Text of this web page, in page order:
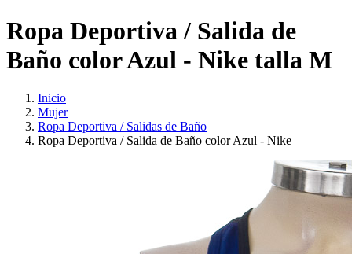
Ropa Deportiva / Salida de
Baño color Azul - Nike talla M
Inicio
Mujer
Ropa Deportiva / Salidas de Baño
Ropa Deportiva / Salida de Baño color Azul - Nike